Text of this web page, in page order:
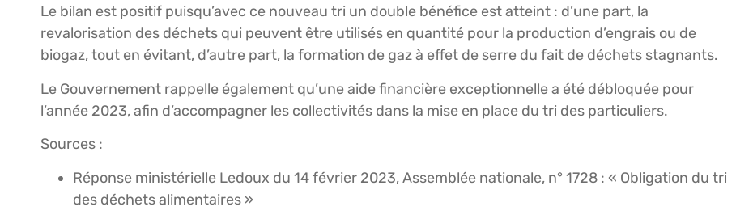
Le bilan est positif puisqu’avec ce nouveau tri un double bénéfice est atteint : d’une part, la
revalorisation des déchets qui peuvent être utilisés en quantité pour la production d’engrais ou de
biogaz, tout en évitant, d’autre part, la formation de gaz à effet de serre du fait de déchets stagnants.
Le Gouvernement rappelle également qu’une aide financière exceptionnelle a été débloquée pour
l’année 2023, afin d’accompagner les collectivités dans la mise en place du tri des particuliers.
Sources :
Réponse ministérielle Ledoux du 14 février 2023, Assemblée nationale, n° 1728 : « Obligation du tri
des déchets alimentaires »